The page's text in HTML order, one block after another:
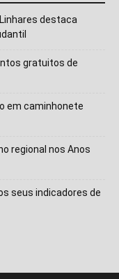
destaca
gratuitos de
em caminhonete
regional nos Anos
seus indicadores de